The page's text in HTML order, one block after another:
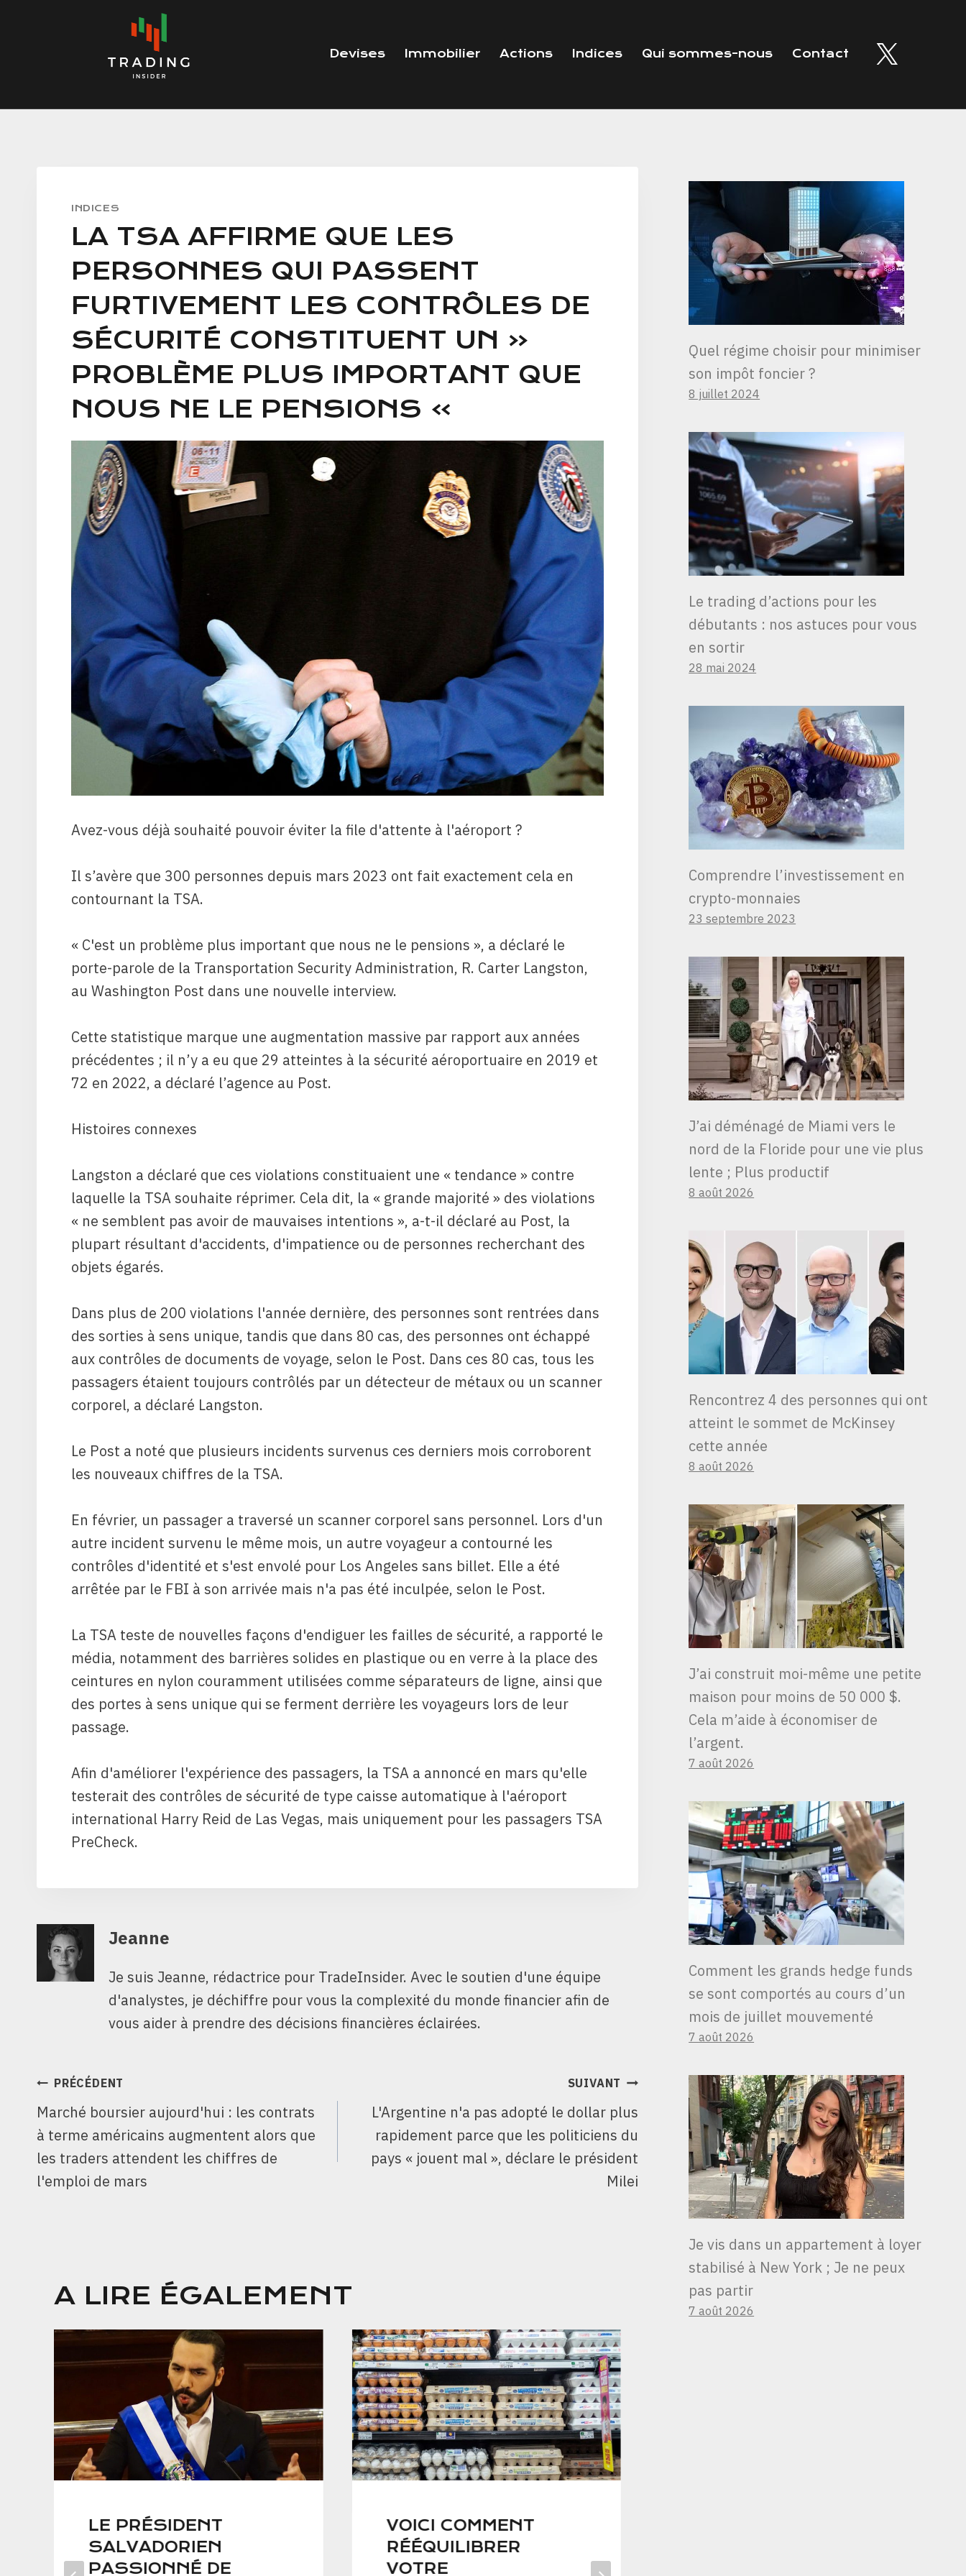
Devises Immobilier Actions Indices Qui sommes-nous Contact
INDICES
LA TSA AFFIRME QUE LES
PERSONNES QUI PASSENT
FURTIVEMENT LES CONTRÔLES DE
SÉCURITÉ CONSTITUENT UN «
PROBLÈME PLUS IMPORTANT QUE
NOUS NE LE PENSIONS »
Avez-vous déjà souhaité pouvoir éviter la file d'attente à l'aéroport ?
Il s’avère que 300 personnes depuis mars 2023 ont fait exactement cela en
contournant la TSA.
« C'est un problème plus important que nous ne le pensions », a déclaré le
porte-parole de la Transportation Security Administration, R. Carter Langston,
au Washington Post dans une nouvelle interview.
Cette statistique marque une augmentation massive par rapport aux années
précédentes ; il n’y a eu que 29 atteintes à la sécurité aéroportuaire en 2019 et
72 en 2022, a déclaré l’agence au Post.
Histoires connexes
Langston a déclaré que ces violations constituaient une « tendance » contre
laquelle la TSA souhaite réprimer. Cela dit, la « grande majorité » des violations
« ne semblent pas avoir de mauvaises intentions », a-t-il déclaré au Post, la
plupart résultant d'accidents, d'impatience ou de personnes recherchant des
objets égarés.
Dans plus de 200 violations l'année dernière, des personnes sont rentrées dans
des sorties à sens unique, tandis que dans 80 cas, des personnes ont échappé
aux contrôles de documents de voyage, selon le Post. Dans ces 80 cas, tous les
passagers étaient toujours contrôlés par un détecteur de métaux ou un scanner
corporel, a déclaré Langston.
Le Post a noté que plusieurs incidents survenus ces derniers mois corroborent
les nouveaux chiffres de la TSA.
En février, un passager a traversé un scanner corporel sans personnel. Lors d'un
autre incident survenu le même mois, un autre voyageur a contourné les
contrôles d'identité et s'est envolé pour Los Angeles sans billet. Elle a été
arrêtée par le FBI à son arrivée mais n'a pas été inculpée, selon le Post.
La TSA teste de nouvelles façons d'endiguer les failles de sécurité, a rapporté le
média, notamment des barrières solides en plastique ou en verre à la place des
ceintures en nylon couramment utilisées comme séparateurs de ligne, ainsi que
des portes à sens unique qui se ferment derrière les voyageurs lors de leur
passage.
Afin d'améliorer l'expérience des passagers, la TSA a annoncé en mars qu'elle
testerait des contrôles de sécurité de type caisse automatique à l'aéroport
international Harry Reid de Las Vegas, mais uniquement pour les passagers TSA
PreCheck.
Jeanne
Je suis Jeanne, rédactrice pour TradeInsider. Avec le soutien d'une équipe
d'analystes, je déchiffre pour vous la complexité du monde financier afin de
vous aider à prendre des décisions financières éclairées.
NAVIGATION
DE
L’ARTICLE
PRÉCÉDENT
Marché boursier aujourd'hui : les contrats
à terme américains augmentent alors que
les traders attendent les chiffres de
l'emploi de mars
SUIVANT
L'Argentine n'a pas adopté le dollar plus
rapidement parce que les politiciens du
pays « jouent mal », déclare le président
Milei
A LIRE ÉGALEMENT
LE PRÉSIDENT
SALVADORIEN
PASSIONNÉ DE
VOICI COMMENT
RÉÉQUILIBRER
VOTRE
Quel régime choisir pour minimiser
son impôt foncier ?
8 juillet 2024
Le trading d’actions pour les
débutants : nos astuces pour vous
en sortir
28 mai 2024
Comprendre l’investissement en
crypto-monnaies
23 septembre 2023
J’ai déménagé de Miami vers le
nord de la Floride pour une vie plus
lente ; Plus productif
8 août 2026
Rencontrez 4 des personnes qui ont
atteint le sommet de McKinsey
cette année
8 août 2026
J’ai construit moi-même une petite
maison pour moins de 50 000 $.
Cela m’aide à économiser de
l’argent.
7 août 2026
Comment les grands hedge funds
se sont comportés au cours d’un
mois de juillet mouvementé
7 août 2026
Je vis dans un appartement à loyer
stabilisé à New York ; Je ne peux
pas partir
7 août 2026